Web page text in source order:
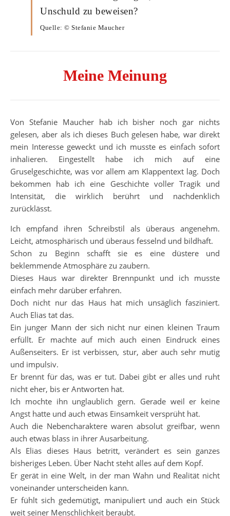
Unschuld zu beweisen?
Quelle: © Stefanie Maucher
Meine Meinung
Von Stefanie Maucher hab ich bisher noch gar nichts
gelesen, aber als ich dieses Buch gelesen habe, war direkt
mein Interesse geweckt und ich musste es einfach sofort
inhalieren. Eingestellt habe ich mich auf eine
Gruselgeschichte, was vor allem am Klappentext lag. Doch
bekommen hab ich eine Geschichte voller Tragik und
Intensität, die wirklich berührt und nachdenklich
zurücklässt.
Ich empfand ihren Schreibstil als überaus angenehm.
Leicht, atmosphärisch und überaus fesselnd und bildhaft.
Schon zu Beginn schafft sie es eine düstere und
beklemmende Atmosphäre zu zaubern.
Dieses Haus war direkter Brennpunkt und ich musste
einfach mehr darüber erfahren.
Doch nicht nur das Haus hat mich unsäglich fasziniert.
Auch Elias tat das.
Ein junger Mann der sich nicht nur einen kleinen Traum
erfüllt. Er machte auf mich auch einen Eindruck eines
Außenseiters. Er ist verbissen, stur, aber auch sehr mutig
und impulsiv.
Er brennt für das, was er tut. Dabei gibt er alles und ruht
nicht eher, bis er Antworten hat.
Ich mochte ihn unglaublich gern. Gerade weil er keine
Angst hatte und auch etwas Einsamkeit versprüht hat.
Auch die Nebencharaktere waren absolut greifbar, wenn
auch etwas blass in ihrer Ausarbeitung.
Als Elias dieses Haus betritt, verändert es sein ganzes
bisheriges Leben. Über Nacht steht alles auf dem Kopf.
Er gerät in eine Welt, in der man Wahn und Realität nicht
voneinander unterscheiden kann.
Er fühlt sich gedemütigt, manipuliert und auch ein Stück
weit seiner Menschlichkeit beraubt.